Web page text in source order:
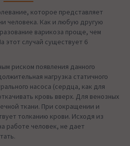
которое представляет
человека. Как и любую другую
варикоза проще, чем
этот случай существует 6
риском появления данного
нагрузка статичного
насоса (сердца, как для
кровь вверх. Для венозных
ткани. При сокращении и
толканию крови. Исходя из
работе человек, не дает